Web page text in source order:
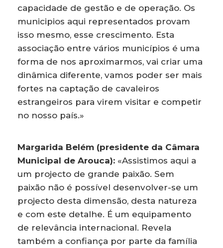
capacidade de gestão e de operação. Os
municipios aqui representados provam
isso mesmo, esse crescimento. Esta
associação entre vários municípios é uma
forma de nos aproximarmos, vai criar uma
dinâmica diferente, vamos poder ser mais
fortes na captação de cavaleiros
estrangeiros para virem visitar e competir
no nosso país.»
Margarida Belém (presidente da Câmara
Municipal de Arouca): «Assistimos aqui a
um projecto de grande paixão. Sem
paixão não é possível desenvolver-se um
projecto desta dimensão, desta natureza
e com este detalhe. É um equipamento
de relevância internacional. Revela
também a confiança por parte da família